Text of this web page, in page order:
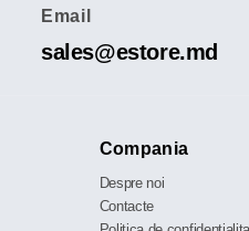
Email
sales@estore.md
Compania
Despre noi
Contacte